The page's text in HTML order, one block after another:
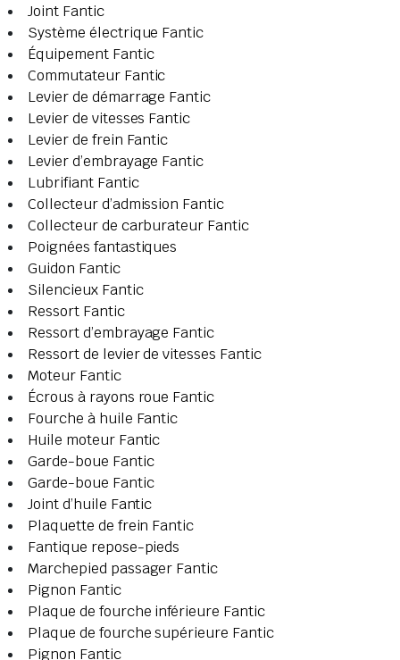
Joint Fantic
Système électrique Fantic
Équipement Fantic
Commutateur Fantic
Levier de démarrage Fantic
Levier de vitesses Fantic
Levier de frein Fantic
Levier d’embrayage Fantic
Lubrifiant Fantic
Collecteur d’admission Fantic
Collecteur de carburateur Fantic
Poignées fantastiques
Guidon Fantic
Silencieux Fantic
Ressort Fantic
Ressort d’embrayage Fantic
Ressort de levier de vitesses Fantic
Moteur Fantic
Écrous à rayons roue Fantic
Fourche à huile Fantic
Huile moteur Fantic
Garde-boue Fantic
Garde-boue Fantic
Joint d’huile Fantic
Plaquette de frein Fantic
Fantique repose-pieds
Marchepied passager Fantic
Pignon Fantic
Plaque de fourche inférieure Fantic
Plaque de fourche supérieure Fantic
Pignon Fantic